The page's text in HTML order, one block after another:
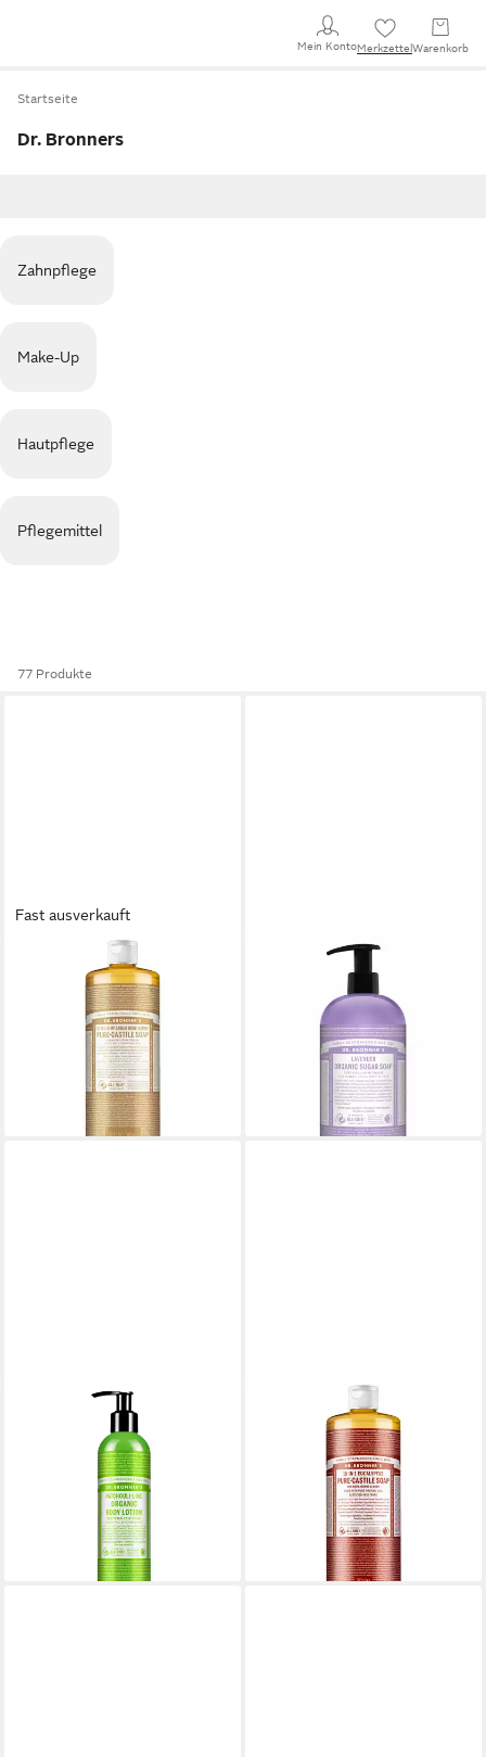
Mein KontoMerkzettel Warenkorb
Startseite
Dr. Bronners
Zahnpflege
Make-Up
Hautpflege
Pflegemittel
77 Produkte
Fast ausverkauft
Flüssigseife Sandelholz-
Jasmin, 1-tlg., Liquid Soap
lieferbar - in 6-7 Werktagen bei dir
DR. BRONNERS
Körperpflegemittel Dr
Bronner'S Jabones De Azúcar
(51,44 €/ 1 l)
lieferbar - in 8-10 Werktagen bei
Körperpflegemittel Dr.
Bronner's - Bio-Körperlotion
Patchouli-Limette
lieferbar - in 8-10 Werktagen bei
Körperpflegemittel Dr
Bronner'S Jábon Líquido
(39,47 €/ 1 l)
lieferbar - in 8-10 Werktagen bei